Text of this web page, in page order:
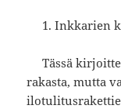
1. Inkkarien
Tässä
rakasta, mutta